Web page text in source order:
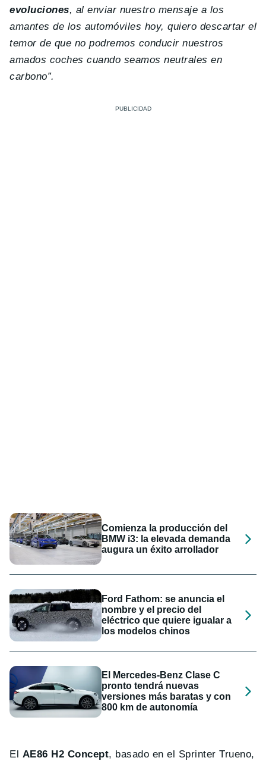
evoluciones, al enviar nuestro mensaje a los
amantes de los automóviles hoy, quiero descartar el
temor de que no podremos conducir nuestros
amados coches cuando seamos neutrales en
carbono”.
Comienza la producción del
BMW i3: la elevada demanda
augura un éxito arrollador
Ford Fathom: se anuncia el
nombre y el precio del
eléctrico que quiere igualar a
los modelos chinos
El Mercedes-Benz Clase C
pronto tendrá nuevas
versiones más baratas y con
800 km de autonomía
El AE86 H2 Concept, basado en el Sprinter Trueno,